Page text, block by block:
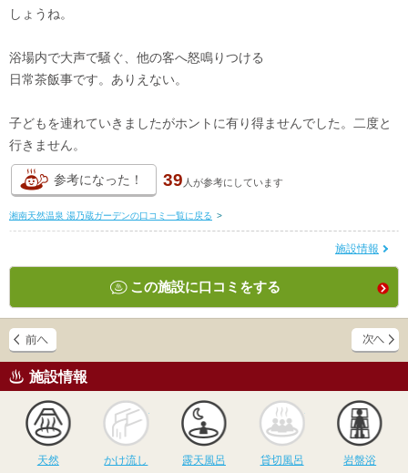
しょうね。
浴場内で大声で騒ぐ、他の客へ怒鳴りつける
日常茶飯事です。ありえない。
子どもを連れていきましたがホントに有り得ませんでした。二度と
行きません。
参考になった！ 39 人が参考にしています
湘南天然温泉 湯乃蔵ガーデンの口コミ一覧に戻る >
施設情報
この施設に口コミをする
施設情報
天然
かけ流し
かけ流し
露天風呂
露天風呂
貸切風呂
貸切風呂 岩盤浴